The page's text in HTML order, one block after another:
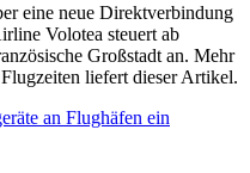
eine neue Direktverbindung
Volotea steuert ab
Großstadt an. Mehr
liefert dieser Artikel.
an Flughäfen ein